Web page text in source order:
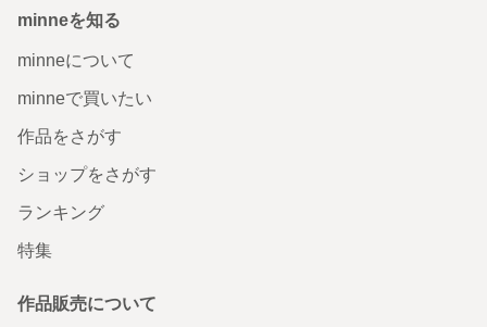
minneを知る
minneについて
minneで買いたい
作品をさがす
ショップをさがす
ランキング
特集
作品販売について